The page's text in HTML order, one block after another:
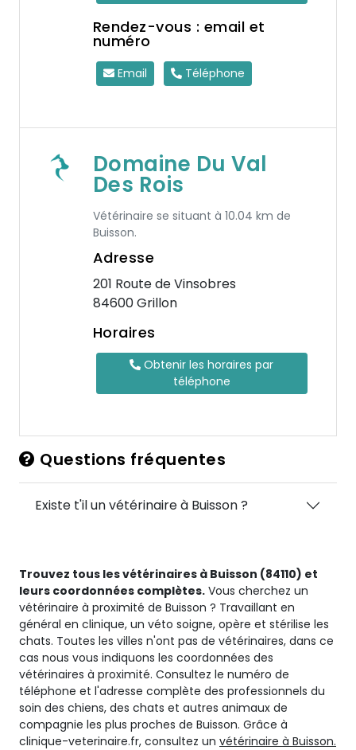
Rendez-vous : email et
numéro
Email Téléphone
Domaine Du Val
Des Rois
Vétérinaire se situant à 10.04 km de
Buisson.
Adresse
201 Route de Vinsobres
84600 Grillon
Horaires
Obtenir les horaires par
téléphone
Questions fréquentes
Existe t'il un vétérinaire à Buisson ?
Trouvez tous les vétérinaires à Buisson (84110) et
leurs coordonnées complètes. Vous cherchez un
vétérinaire à proximité de Buisson ? Travaillant en
général en clinique, un véto soigne, opère et stérilise les
chats. Toutes les villes n'ont pas de vétérinaires, dans ce
cas nous vous indiquons les coordonnées des
vétérinaires à proximité. Consultez le numéro de
téléphone et l'adresse complète des professionnels du
soin des chiens, des chats et autres animaux de
compagnie les plus proches de Buisson. Grâce à
clinique-veterinaire.fr, consultez un vétérinaire à Buisson.